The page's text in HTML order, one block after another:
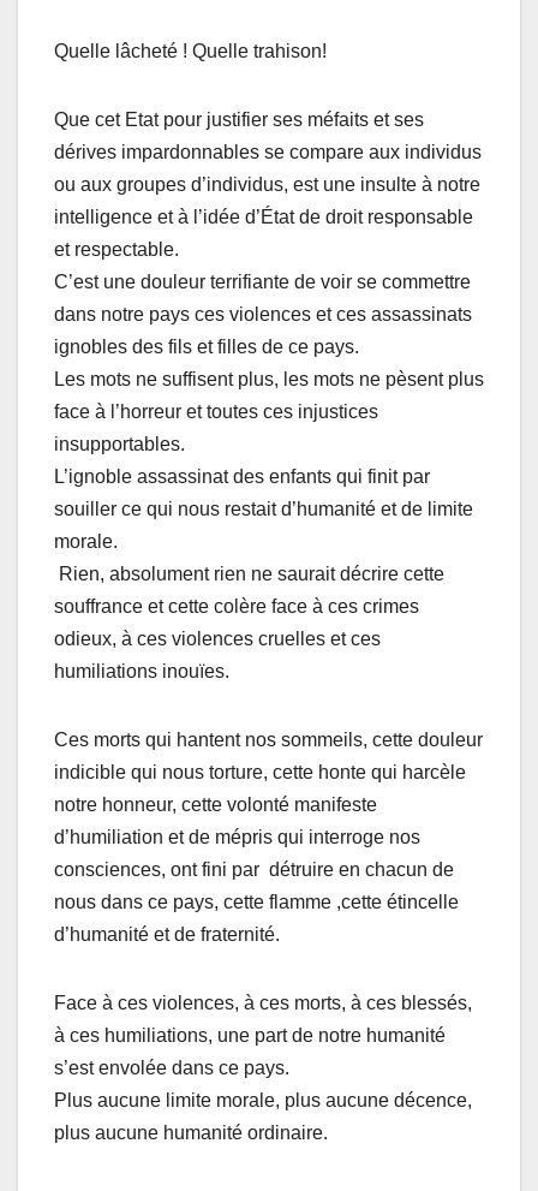
Quelle lâcheté ! Quelle trahison!
Que cet Etat pour justifier ses méfaits et ses
dérives impardonnables se compare aux individus
ou aux groupes d’individus, est une insulte à notre
intelligence et à l’idée d’État de droit responsable
et respectable.
C’est une douleur terrifiante de voir se commettre
dans notre pays ces violences et ces assassinats
ignobles des fils et filles de ce pays.
Les mots ne suffisent plus, les mots ne pèsent plus
face à l’horreur et toutes ces injustices
insupportables.
L’ignoble assassinat des enfants qui finit par
souiller ce qui nous restait d’humanité et de limite
morale.
Rien, absolument rien ne saurait décrire cette
souffrance et cette colère face à ces crimes
odieux, à ces violences cruelles et ces
humiliations inouïes.
Ces morts qui hantent nos sommeils, cette douleur
indicible qui nous torture, cette honte qui harcèle
notre honneur, cette volonté manifeste
d’humiliation et de mépris qui interroge nos
consciences, ont fini par détruire en chacun de
nous dans ce pays, cette flamme ,cette étincelle
d’humanité et de fraternité.
Face à ces violences, à ces morts, à ces blessés,
à ces humiliations, une part de notre humanité
s’est envolée dans ce pays.
Plus aucune limite morale, plus aucune décence,
plus aucune humanité ordinaire.